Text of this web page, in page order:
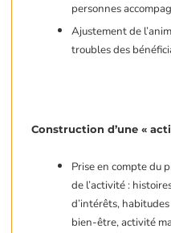
personnes
Ajustement de
troubles des
Construction d’une «
Prise en compte du
de l’activité :
d’intérêts,
bien-être, activité